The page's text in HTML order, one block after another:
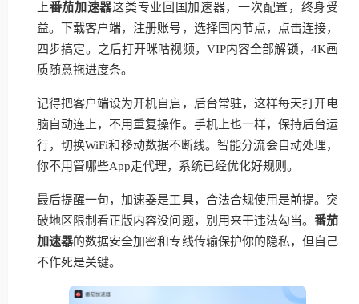
上番茄加速器这类专业回国加速器，一次配置，终身受
益。下载客户端，注册账号，选择国内节点，点击连接，
四步搞定。之后打开咪咕视频，VIP内容全部解锁，4K画
质随意拖进度条。
记得把客户端设为开机自启，后台常驻，这样每天打开电
脑自动连上，不用重复操作。手机上也一样，保持后台运
行，切换WiFi和移动数据不断线。智能分流会自动处理，
你不用管哪些App走代理，系统已经优化好规则。
最后提醒一句，加速器是工具，合法合规使用是前提。突
破地区限制看正版内容没问题，别用来干违法勾当。 番茄
加速器的数据安全加密和专线传输保护你的隐私，但自己
不作死是关键。